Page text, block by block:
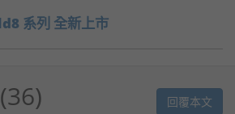
系列 全新上市
36 回覆本文